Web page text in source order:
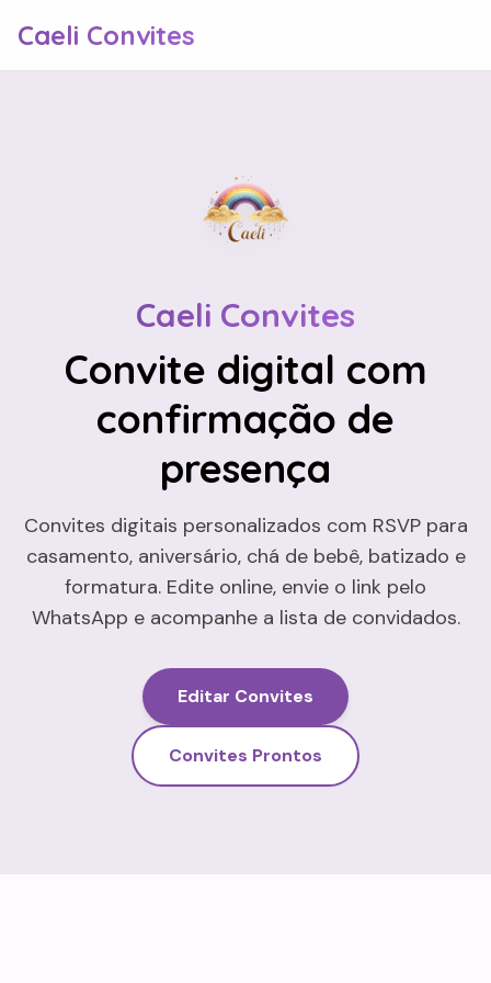
Caeli Convites
Caeli Convites
Convite digital com
confirmação de
presença
Convites digitais personalizados com RSVP para
casamento, aniversário, chá de bebê, batizado e
formatura. Edite online, envie o link pelo
WhatsApp e acompanhe a lista de convidados.
Editar Convites
Convites Prontos